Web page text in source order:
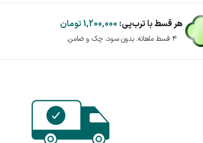
هر قسط با ترب‌پی: 1,200,000تومان
۴ قسط ماهانه. بدون سود، چک و ضامن.